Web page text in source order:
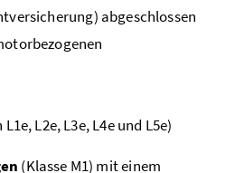
abgeschlossen
L2e, L3e, L4e und L5e)
(Klasse M1) mit einem